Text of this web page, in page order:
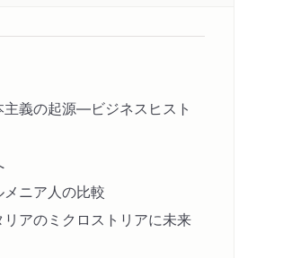
義の起源―ビジネスヒスト
ニア人の比較
アのミクロストリアに未来